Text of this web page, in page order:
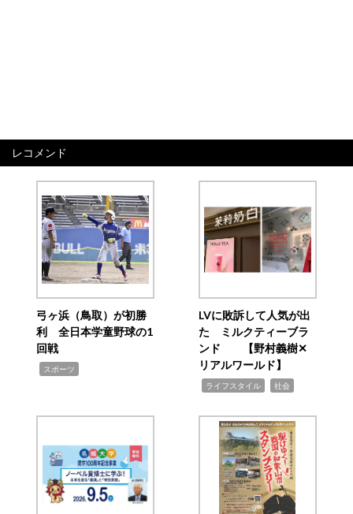
レコメンド
弓ヶ浜（鳥取）が初勝
利 全日本学童野球の1
回戦
スポーツ
LVに敗訴して人気が出
た ミルクティーブラ
ンド 【野村義樹✕
リアルワールド】
ライフスタイル 社会